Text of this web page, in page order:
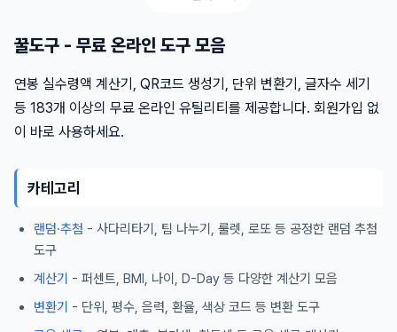
꿀도구 - 무료 온라인 도구 모음
연봉 실수령액 계산기, QR코드 생성기, 단위 변환기, 글자수 세기
등 183개 이상의 무료 온라인 유틸리티를 제공합니다. 회원가입 없
이 바로 사용하세요.
카테고리
랜덤·추첨 - 사다리타기, 팀 나누기, 룰렛, 로또 등 공정한 랜덤 추첨
도구
계산기 - 퍼센트, BMI, 나이, D-Day 등 다양한 계산기 모음
변환기 - 단위, 평수, 음력, 환율, 색상 코드 등 변환 도구